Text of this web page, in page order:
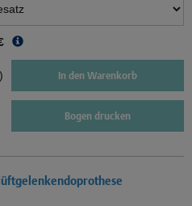
In den Warenkorb
Bogen drucken